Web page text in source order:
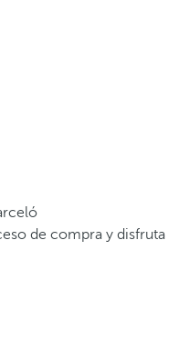
de compra y disfruta